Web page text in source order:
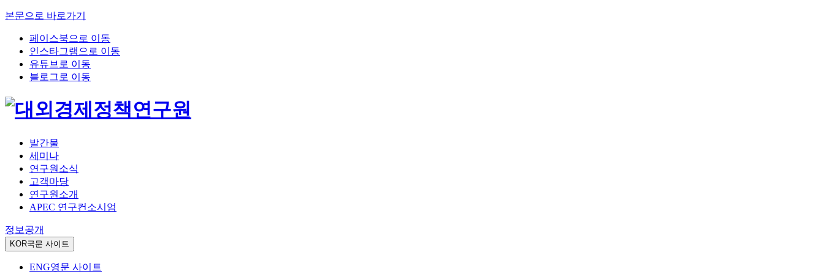
본문으로 바로가기
페이스북으로 이동
인스타그램으로 이동
유튜브로 이동
블로그로 이동
발간물
세미나
연구원소식
고객마당
연구원소개
APEC 연구컨소시엄
정보공개
KOR국문 사이트
ENG영문 사이트